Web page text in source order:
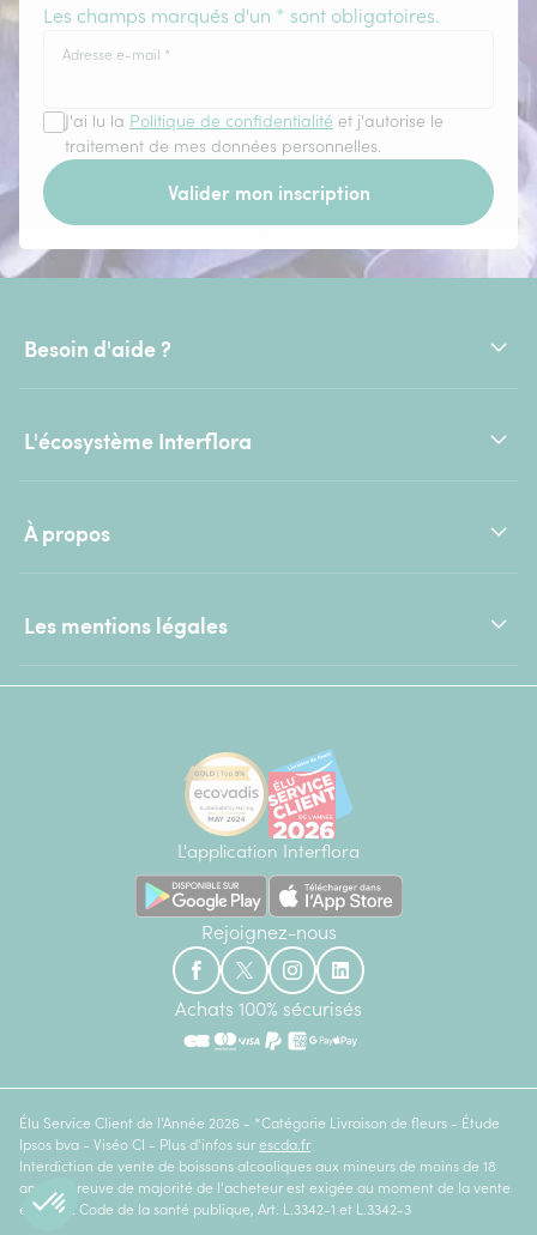
Les champs marqués d'un * sont obligatoires.
Adresse e-mail *
J'ai lu la Politique de confidentialité et j'autorise le
traitement de mes données personnelles.
Valider mon inscription
Besoin d'aide ?
L'écosystème Interflora
À propos
Les mentions légales
L'application Interflora
Rejoignez-nous
Achats 100% sécurisés
Élu Service Client de l'Année 2026 - *Catégorie Livraison de fleurs - Étude
Ipsos bva - Viséo CI - Plus d'infos sur escda.fr
Interdiction de vente de boissons alcooliques aux mineurs de moins de 18
ans. La preuve de majorité de l'acheteur est exigée au moment de la vente
en ligne. Code de la santé publique, Art. L.3342-1 et L.3342-3